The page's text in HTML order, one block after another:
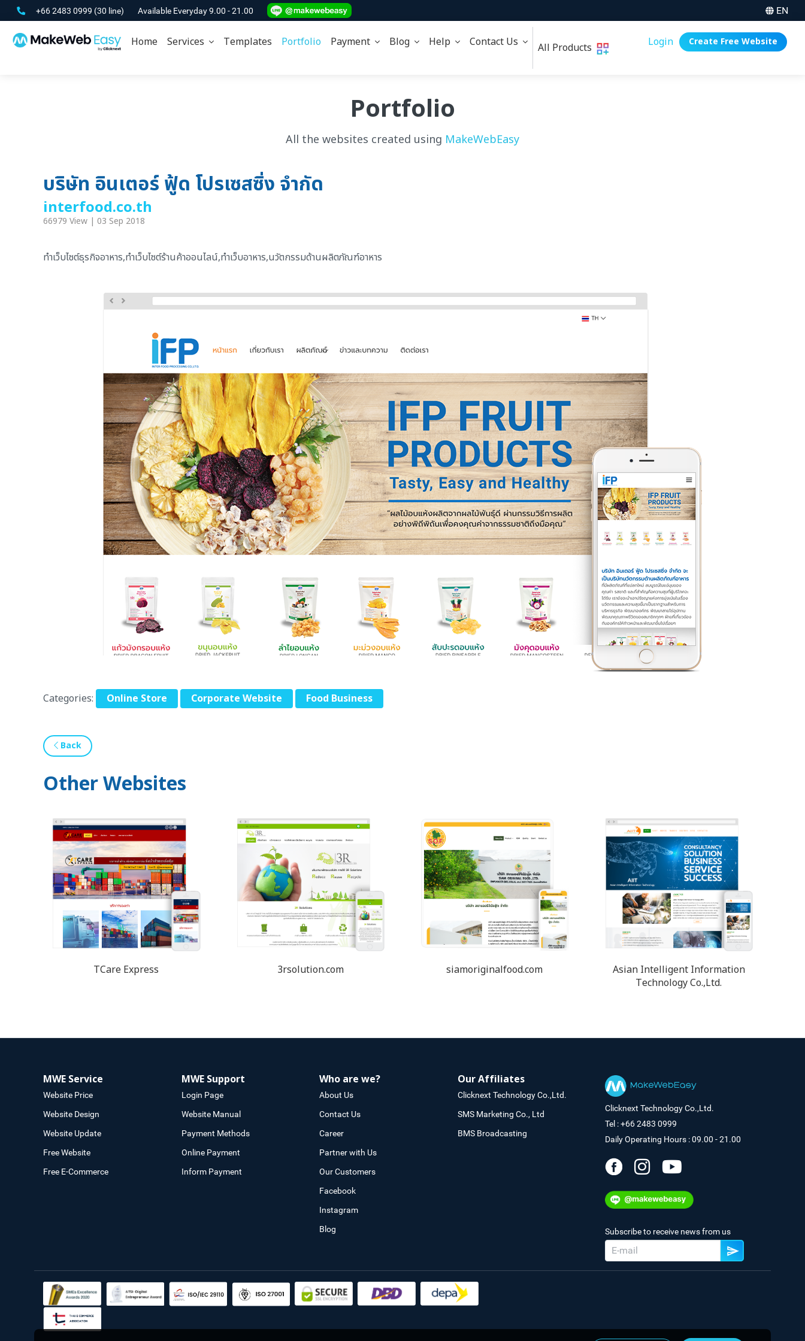
+66 2483 0999 (30 line) Available Everyday 9.00 - 21.00 EN
Home Services Templates Portfolio Payment Blog Help Contact Us All Products Login Create Free Website
Portfolio
All the websites created using MakeWebEasy
บริษัท อินเตอร์ ฟู้ด โปรเซสซิ่ง จำกัด
interfood.co.th
66979 View | 03 Sep 2018
ทำเว็บไซต์ธุรกิจอาหาร,ทำเว็บไซต์ร้านค้าออนไลน์,ทำเว็บอาหาร,นวัตกรรมด้านผลิตภัณฑ์อาหาร
Categories: Online Store Corporate Website Food Business
Back
Other Websites
TCare Express 3rsolution.com siamoriginalfood.com
Asian Intelligent Information
Technology Co.,Ltd.
MWE Service
Website Price
Website Design
Website Update
Free Website
Free E-Commerce
MWE Support
Login Page
Website Manual
Payment Methods
Online Payment
Inform Payment
Who are we?
About Us
Contact Us
Career
Partner with Us
Our Customers
Facebook
Instagram
Blog
Our Affiliates
Clicknext Technology Co.,Ltd.
SMS Marketing Co., Ltd
BMS Broadcasting
Clicknext Technology Co.,Ltd.
Tel : +66 2483 0999
Daily Operating Hours : 09.00 - 21.00
Subscribe to receive news from us